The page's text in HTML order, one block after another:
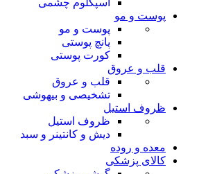
اسپکلوم چشمی
پوست و مو
پوست و مو
پانچ پوستی
کورت پوستی
قلب و عروق
قلب و عروق
تشخیصی و بیهوشی
ظروف استیل
ظروف استیل
دیش و کانتینر و سبد
معده و روده
کالای پزشکی